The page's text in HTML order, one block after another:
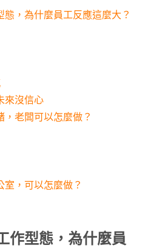
，為什麼員工反應這麼大？
來沒信心
，老闆可以怎麼做？
室，可以怎麼做？
作型態，為什麼員